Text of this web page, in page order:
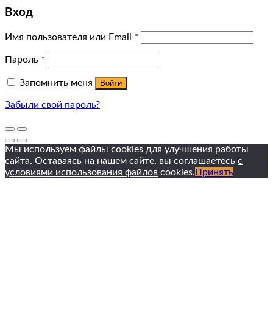
Вход
Имя пользователя или Email *
Пароль *
Запомнить меня Войти
Забыли свой пароль?
Мы используем файлы cookies для улучшения работы
сайта. Оставаясь на нашем сайте, вы соглашаетесь с
условиями использования файлов cookies. Принять